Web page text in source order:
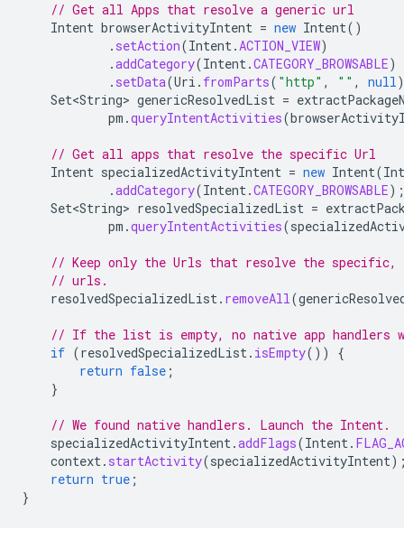
// Get all Apps that resolve a generic url
Intent browserActivityIntent = new Intent()
. setAction(Intent.ACTION_VIEW)
.addCategory(Intent.CATEGORY_BROWSABLE)
. setData(Uri . fromParts( "http" , "" , null
Set<String> genericResolvedList =
pm .queryIntentActivities(
// Get all apps that resolve the specific Url
Intent specializedActivityIntent = new Intent(
.addCategory(Intent.CATEGORY_BROWSABLE);
Set<String> resolvedSpecializedList =
pm .queryIntentActivities(
// Keep only the Urls that resolve the specific,
// urls.
resolvedSpecializedList. removeAll(
// If the list is empty, no native app handlers
if (resolvedSpecializedList. isEmpty())
{
return false ;
}
// We found native handlers. Launch the Intent.
specializedActivityIntent.addFlags(Intent.
context. startActivity(specializedActivityIntent
return true ;
}